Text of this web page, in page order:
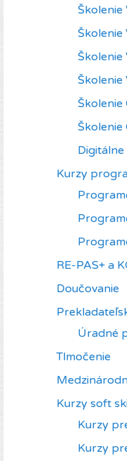
Školenie
Školenie
Školenie
Školenie
Školenie
Školenie
Kurzy
RE-PAS+ a
Doučovanie
Úradné
Tlmočenie
Kurzy soft
Kurzy
Kurzy